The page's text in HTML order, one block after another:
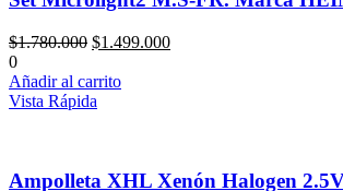
$1.780.000 El
original
era:
$1.499.000El
0
Añadir al carrito
Vista Rápida
Ampolleta XHL Xenón Halogen